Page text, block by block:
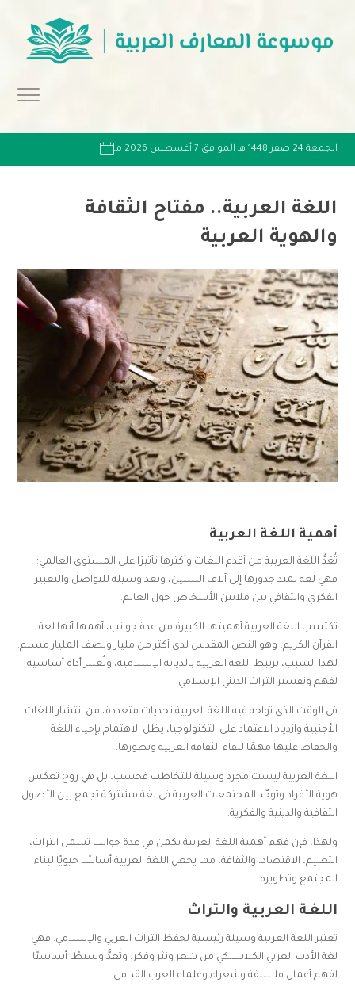
الجمعة 24 صفر 1448 هـ الموافق 7 أغسطس 2026 مـ
اللغة العربية.. مفتاح الثقافة
والهوية العربية
أهمية اللغة العربية
تُعَدُّ اللغة العربية من أقدم اللغات وأكثرها تأثيرًا على المستوى العالمي؛
فهي لغة تمتد جذورها إلى آلاف السنين، وتعد وسيلة للتواصل والتعبير
الفكري والثقافي بين ملايين الأشخاص حول العالم.
تكتسب اللغة العربية أهميتها الكبيرة من عدة جوانب، أهمها أنها لغة
القرآن الكريم، وهو النص المقدس لدى أكثر من مليار ونصف المليار مسلم.
لهذا السبب، ترتبط اللغة العربية بالديانة الإسلامية، وتُعتبر أداة أساسية
لفهم وتفسير التراث الديني الإسلامي.
في الوقت الذي تواجه فيه اللغة العربية تحديات متعددة، من انتشار اللغات
الأجنبية وازدياد الاعتماد على التكنولوجيا، يظل الاهتمام بإحياء اللغة
والحفاظ عليها مهمًا لبقاء الثقافة العربية وتطورها.
اللغة العربية ليست مجرد وسيلة للتخاطب فحسب، بل هي روح تعكس
هوية الأفراد وتوحّد المجتمعات العربية في لغة مشتركة تجمع بين الأصول
الثقافية والدينية والفكرية.
ولهذا، فإن فهم أهمية اللغة العربية يكمن في عدة جوانب تشمل التراث،
التعليم، الاقتصاد، والثقافة، مما يجعل اللغة العربية أساسًا حيويًا لبناء
المجتمع وتطويره.
اللغة العربية والتراث
تعتبر اللغة العربية وسيلة رئيسية لحفظ التراث العربي والإسلامي. فهي
لغة الأدب العربي الكلاسيكي من شعر ونثر وفكر، وتُعدُّ وسيطًا أساسيًا
لفهم أعمال فلاسفة وشعراء وعلماء العرب القدامى.